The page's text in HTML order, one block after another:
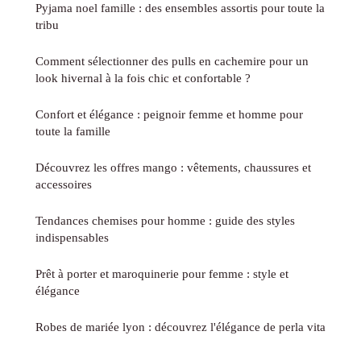
Pyjama noel famille : des ensembles assortis pour toute la
tribu
Comment sélectionner des pulls en cachemire pour un
look hivernal à la fois chic et confortable ?
Confort et élégance : peignoir femme et homme pour
toute la famille
Découvrez les offres mango : vêtements, chaussures et
accessoires
Tendances chemises pour homme : guide des styles
indispensables
Prêt à porter et maroquinerie pour femme : style et
élégance
Robes de mariée lyon : découvrez l'élégance de perla vita